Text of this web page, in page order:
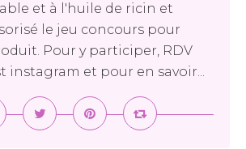
et à l'huile de ricin et
le jeu concours pour
Pour y participer, RDV
instagram et pour en savoir...